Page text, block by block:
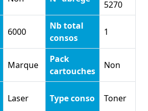
5270
6000
Nb total
consos
1
Marque
Pack
cartouches
Non
Laser Type conso Toner